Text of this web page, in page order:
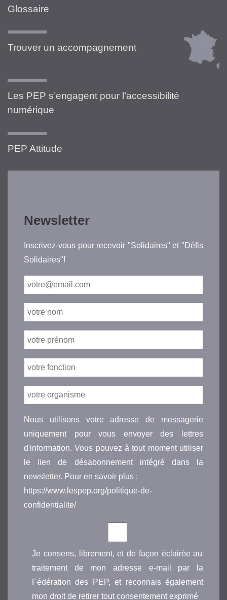
Glossaire
Trouver un accompagnement
Les PEP s’engagent pour l’accessibilité
numérique
PEP Attitude
Newsletter
Inscrivez-vous pour recevoir "Solidaires" et "Défis
Solidaires"!
Nous utilisons votre adresse de messagerie
uniquement pour vous envoyer des lettres
d'information. Vous pouvez à tout moment utiliser
le lien de désabonnement intégré dans la
newsletter. Pour en savoir plus :
https://www.lespep.org/politique-de-
confidentialite/
Je consens, librement, et de façon éclairée au
traitement de mon adresse e-mail par la
Fédération des PEP, et reconnais également
mon droit de retirer tout consentement exprimé